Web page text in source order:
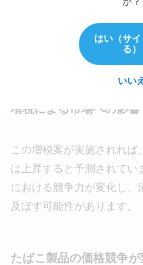
り、今後の市場シェアの変
ると予測されています。
増税による市場への影響
この増税案が実施されれば
は上昇すると予測されてい
における競争力が変化し、
及ぼす可能性があります。
たばこ製品の価格競争
はい（サ
る）
いいえ